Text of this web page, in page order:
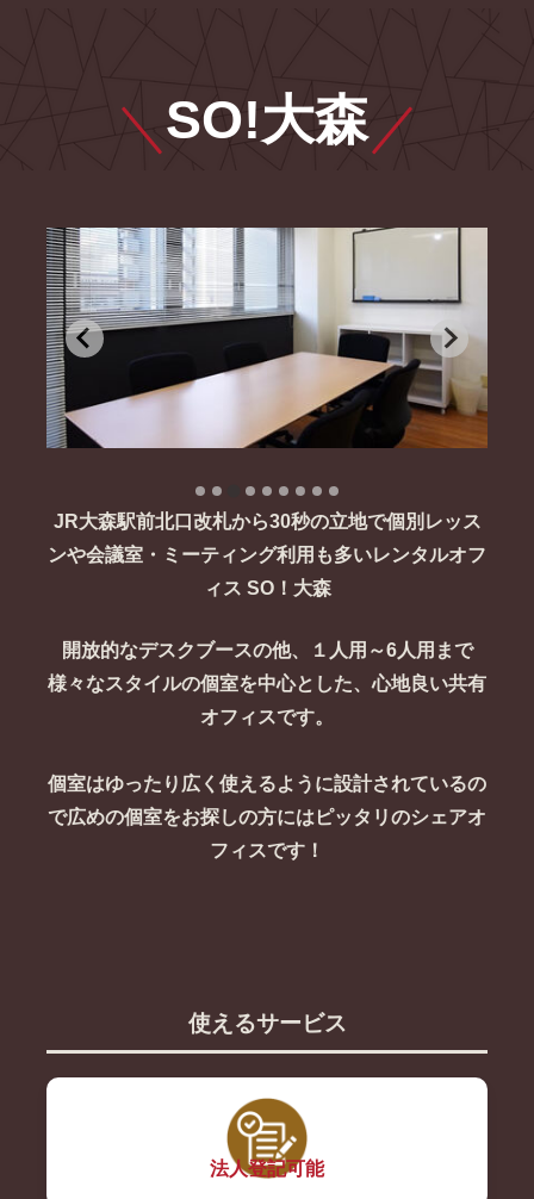
SO!大森
JR大森駅前北口改札から30秒の立地で個別レッス
ンや会議室・ミーティング利用も多いレンタルオフ
ィス SO！大森
開放的なデスクブースの他、１人用～6人用まで
様々なスタイルの個室を中心とした、心地良い共有
オフィスです。
個室はゆったり広く使えるように設計されているの
で広めの個室をお探しの方にはピッタリのシェアオ
フィスです！
使えるサービス
法人登記可能